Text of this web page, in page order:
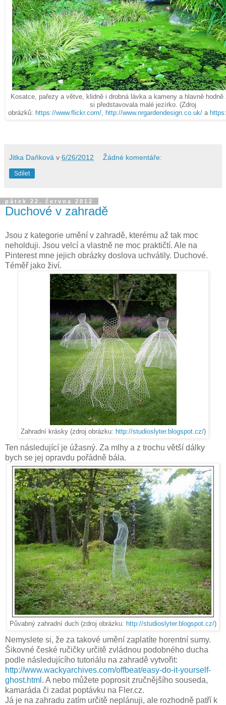
Kosatce, pařezy a větve, klidně i drobná lávka a kameny a hlavně hodně
si představovala malé jezírko. (Zdroj
obrázků: https://www.flickr.com/, http://www.nrgardendesign.co.uk/ a
Jitka Daňková v 6/26/2012 Žádné komentáře:
Sdílet
pátek 22. června 2012
Duchové v zahradě
Jsou z kategorie umění v zahradě, kterému až tak moc
neholduji. Jsou velcí a vlastně ne moc praktičtí. Ale na
Pinterest mne jejich obrázky doslova uchvátily. Duchové.
Téměř jako živí.
Zahradní krásky (zdroj obrázku: http://studioslyter.blogspot.cz/)
Ten následující je úžasný. Za mlhy a z trochu větší dálky
bych se jej opravdu pořádně bála.
Půvabný zahradní duch (zdroj obrázku: http://studioslyter.blogspot.cz/)
Nemyslete si, že za takové umění zaplatíte horentní sumy.
Šikovné české ručičky určitě zvládnou podobného ducha
podle následujícího tutoriálu na zahradě vytvořit:
http://www.wackyarchives.com/offbeat/easy-do-it-yourself-
ghost.html . A nebo můžete poprosit zručnějšího souseda,
kamaráda či zadat poptávku na Fler.cz.
Já je na zahradu zatím určitě neplánuji, ale rozhodně patří k